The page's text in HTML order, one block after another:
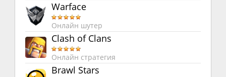
Warface
Онлайн шутер
Clash of Clans
Онлайн стратегия
Brawl Stars